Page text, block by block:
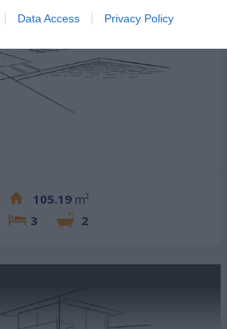
Data Access Privacy Policy
105.19 m²
3
2